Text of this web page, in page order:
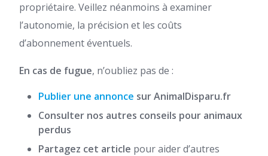
propriétaire. Veillez néanmoins à examiner
l’autonomie, la précision et les coûts
d’abonnement éventuels.
En cas de fugue, n’oubliez pas de :
Publier une annonce sur AnimalDisparu.fr
Consulter nos autres conseils pour animaux
perdus
Partagez cet article pour aider d’autres